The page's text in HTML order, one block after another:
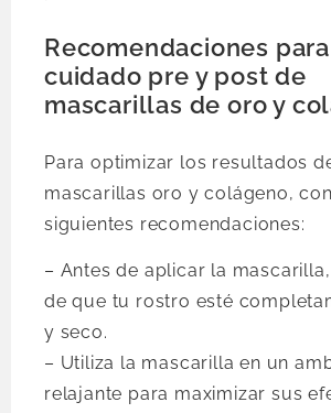
Recomendaciones
cuidado pre y post de
mascarillas de oro y
Para optimizar los resultados
mascarillas oro y colágeno,
siguientes recomendaciones:
– Antes de aplicar la
de que tu rostro esté
y seco.
– Utiliza la mascarilla en un
relajante para maximizar sus